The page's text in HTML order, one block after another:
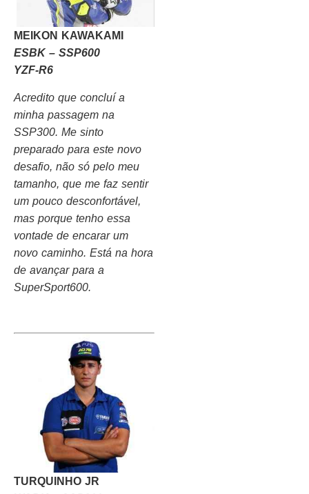
MEIKON KAWAKAMI
ESBK – SSP600
YZF-R6
Acredito que concluí a
minha passagem na
SSP300. Me sinto
preparado para este novo
desafio, não só pelo meu
tamanho, que me faz sentir
um pouco desconfortável,
mas porque tenho essa
vontade de encarar um
novo caminho. Está na hora
de avançar para a
SuperSport600.
TURQUINHO JR